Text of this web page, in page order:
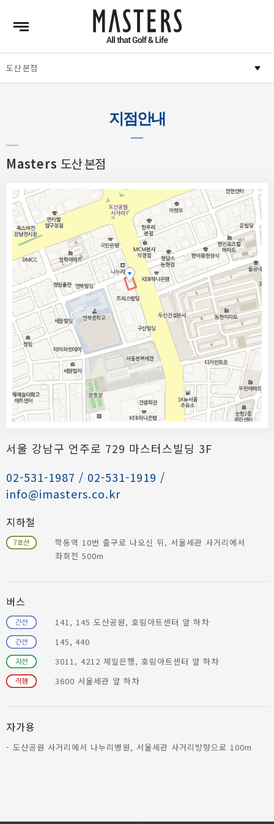
지점안내
Masters 도산 본점
서울 강남구 언주로 729 마스터스빌딩 3F
02-531-1987 / 02-531-1919 /
info@imasters.co.kr
지하철
학동역 10번 출구로 나오신 뒤, 서울세관 사거리에서
좌회전 500m
버스
141, 145 도산공원, 호림아트센터 앞 하차
145, 440
3011, 4212 제일은행, 호림아트센터 앞 하차
3600 서울세관 앞 하차
자가용
- 도산공원 사거리에서 나누리병원, 서울세관 사거리방향으로 100m